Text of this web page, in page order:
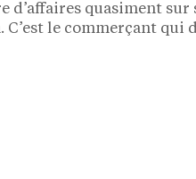
quasiment sur
le commerçant qui